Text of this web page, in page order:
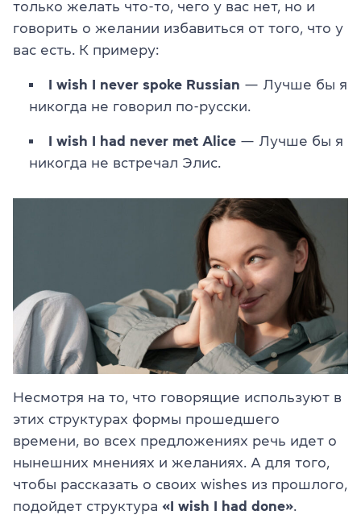
только желать что-то, чего у вас нет, но и
говорить о желании избавиться от того, что у
вас есть. К примеру:
I wish I never spoke Russian — Лучше бы я
никогда не говорил по-русски.
I wish I had never met Alice — Лучше бы я
никогда не встречал Элис.
Несмотря на то, что говорящие используют в
этих структурах формы прошедшего
времени, во всех предложениях речь идет о
нынешних мнениях и желаниях. А для того,
чтобы рассказать о своих wishes из прошлого,
подойдет структура «I wish I had done».